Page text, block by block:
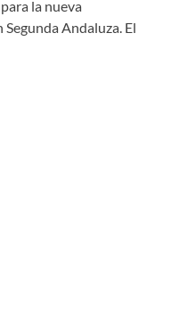
la nueva
Andaluza. El